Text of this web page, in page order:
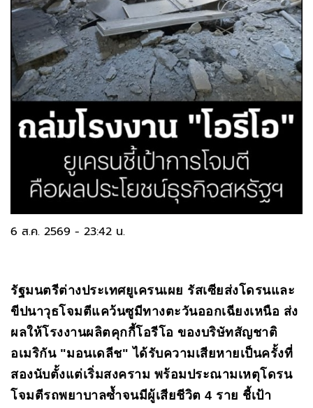
6 ส.ค. 2569 - 23:42 น.
รัฐมนตรีต่างประเทศยูเครนเผย รัสเซียส่งโดรนและ
ขีปนาวุธโจมตีแคว้นซูมีทางตะวันออกเฉียงเหนือ ส่ง
ผลให้โรงงานผลิตคุกกี้โอรีโอ ของบริษัทสัญชาติ
อเมริกัน "มอนเดลีช" ได้รับความเสียหายเป็นครั้งที่
สองนับตั้งแต่เริ่มสงคราม พร้อมประณามเหตุโดรน
โจมตีรถพยาบาลซ้ำจนมีผู้เสียชีวิต 4 ราย ชี้เป้า